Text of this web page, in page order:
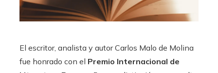
El escritor, analista y autor Carlos Malo de Molina
fue honrado con el Premio Internacional de